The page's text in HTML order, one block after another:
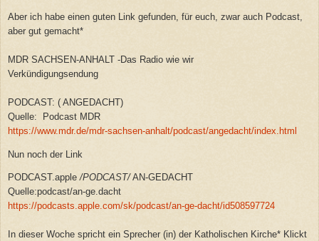
Aber ich habe einen guten Link gefunden, für euch, zwar auch Podcast,
aber gut gemacht*
MDR SACHSEN-ANHALT -Das Radio wie wir
Verkündigungsendung
PODCAST: ( ANGEDACHT)
Quelle: Podcast MDR
https://www.mdr.de/mdr-sachsen-anhalt/podcast/angedacht/index.html
Nun noch der Link
PODCAST.apple /PODCAST/AN-GEDACHT
Quelle:podcast/an-ge.dacht
https://podcasts.apple.com/sk/podcast/an-ge-dacht/id508597724
In dieser Woche spricht ein Sprecher (in) der Katholischen Kirche* Klickt